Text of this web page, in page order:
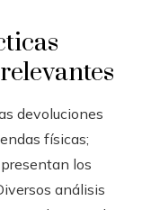
devoluciones
físicas;
los
análisis